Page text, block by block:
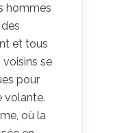
hommes
et tous
voisins se
pour
volante.
où la